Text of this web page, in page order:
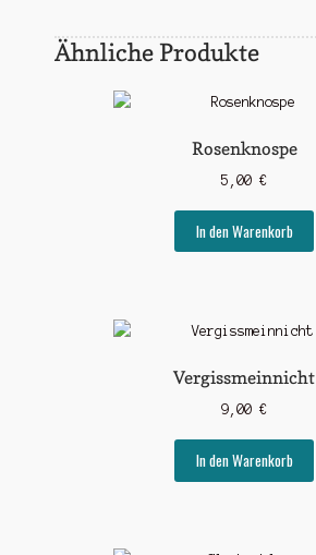
Ähnliche Produkte
Rosenknospe
5,00 €
In den Warenkorb
Vergissmeinnicht
9,00 €
In den Warenkorb